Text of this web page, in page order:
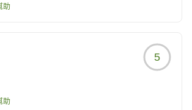
助
5
助